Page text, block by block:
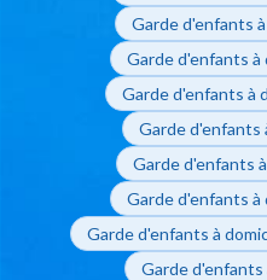
Garde d'enfants
Garde d'enfants à
Garde d'enfants à
Garde d'enfants
Garde d'enfants
Garde d'enfants à
Garde d'enfants à
Garde d'enfants